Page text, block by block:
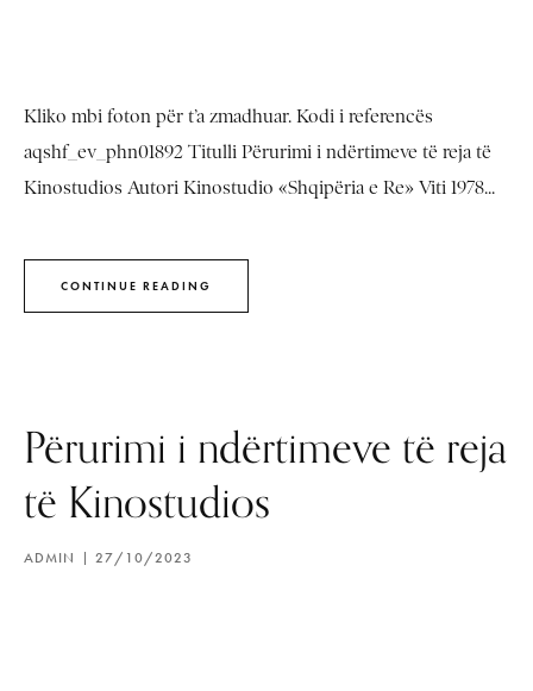
Kliko mbi foton për t’a zmadhuar. Kodi i referencës
aqshf_ev_phn01892 Titulli Përurimi i ndërtimeve të reja të
Kinostudios Autori Kinostudio «Shqipëria e Re» Viti 1978...
CONTINUE READING
Përurimi i ndërtimeve të reja
të Kinostudios
ADMIN 27/10/2023